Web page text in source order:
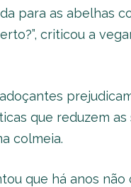
para as abelhas
criticou a
que reduzem
colmeia.
que há anos não